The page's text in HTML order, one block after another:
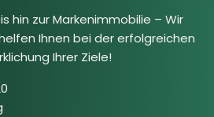
hin zur Markenimmobilie – Wir
Ihnen bei der erfolgreichen
Ihrer Ziele!